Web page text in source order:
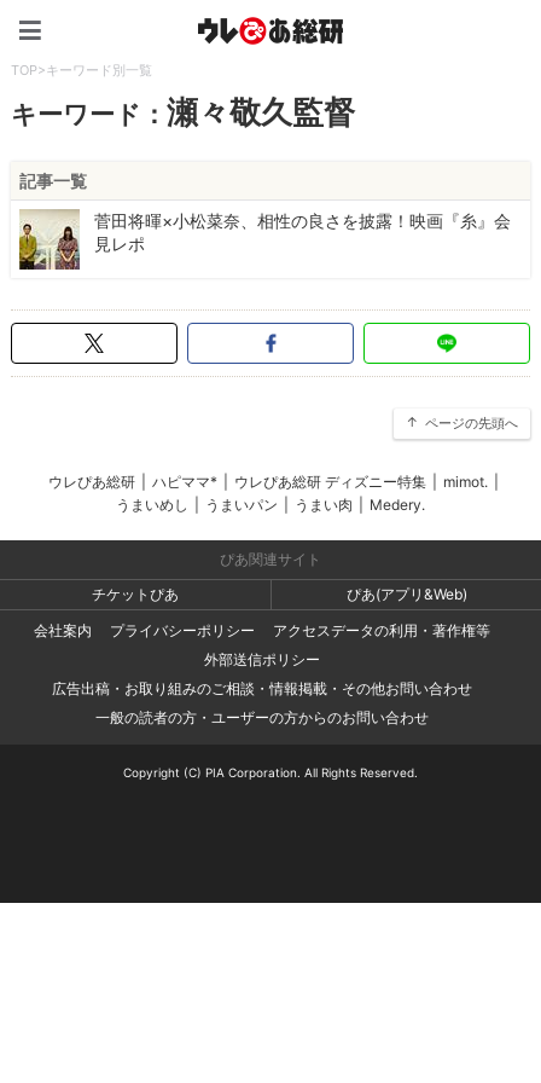
TOP>キーワード別一覧
キーワード：瀬々敬久監督
記事一覧
菅田将暉×小松菜奈、相性の良さを披露！映画『糸』会
見レポ
ページの先頭へ
ウレぴあ総研 ハピママ* ウレぴあ総研 ディズニー特集 mimot.
うまいめし
うまいパン うまい肉 Medery.
ぴあ関連サイト
チケットぴあ
ぴあ(アプリ&Web)
会社案内
プライバシーポリシー
アクセスデータの利用・著作権等
外部送信ポリシー
広告出稿・お取り組みのご相談・情報掲載・その他お問い合わせ
一般の読者の方・ユーザーの方からのお問い合わせ
Copyright (C) PIA Corporation. All Rights Reserved.